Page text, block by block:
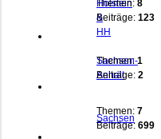
Holstein
&
HH
Themen: 8
Beiträge: 123
Sachsen-
Anhalt
Themen:1
Beiträge: 2
Sachsen
Themen: 7
Beiträge: 699